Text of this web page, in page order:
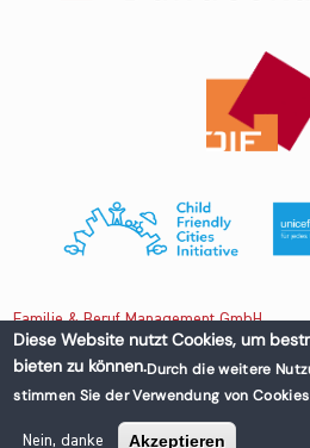
Familie & Beruf Management GmbH
Untere Donaustraße 13-15/3 1020 Wien,
+43 1 218 50 70
office@familieundberuf.at
Diese Website nutzt Cookies, um
bieten zu können.Durch die weitere
stimmen Sie der Verwendung von
Nein, danke Akzeptieren